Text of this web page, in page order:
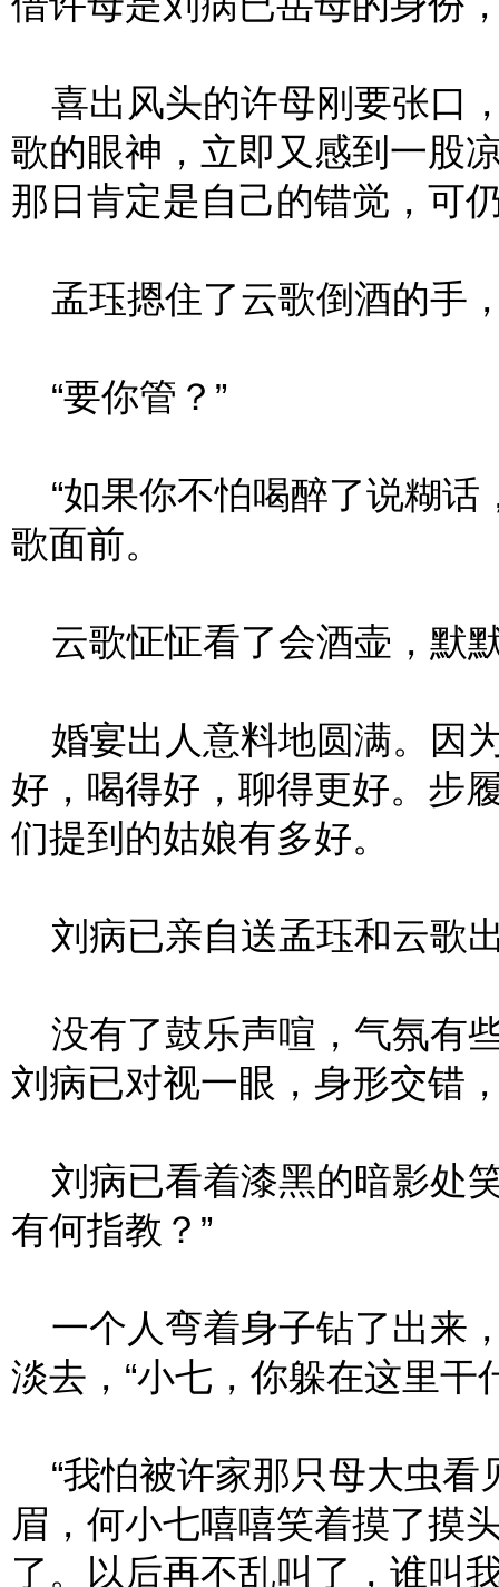
喜出风头的许母刚要张口
歌的眼神，立即又感到一股
那日肯定是自己的错觉，可
孟珏摁住了云歌倒酒的手
“要你管？”
“如果你不怕喝醉了说糊话
歌面前。
云歌怔怔看了会酒壶，默
婚宴出人意料地圆满。因
好，喝得好，聊得更好。步
们提到的姑娘有多好。
刘病已亲自送孟珏和云歌
没有了鼓乐声喧，气氛有
刘病已对视一眼，身形交错
刘病已看着漆黑的暗影处
有何指教？”
一个人弯着身子钻了出来
淡去，“小七，你躲在这里干
“我怕被许家那只母大虫看
眉，何小七嘻嘻笑着摸了摸
了。以后再不乱叫了，谁叫